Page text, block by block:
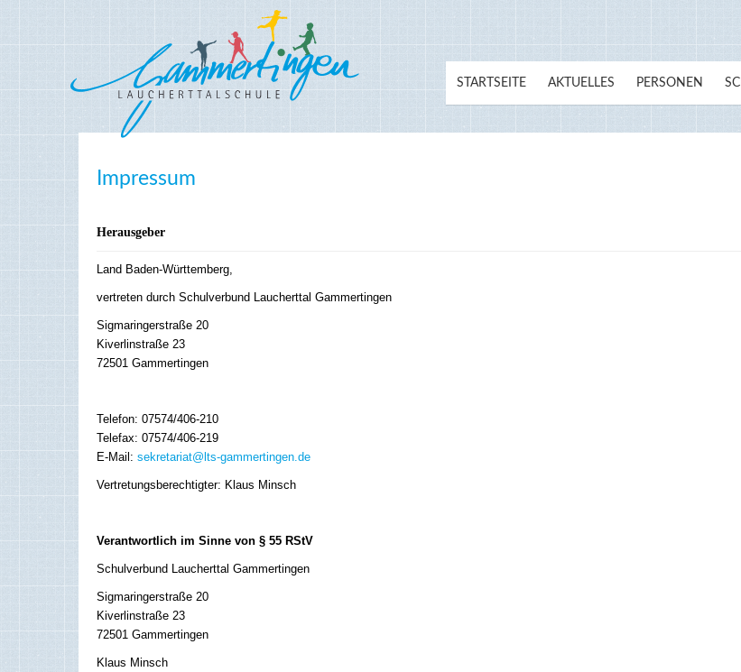
STARTSEITE AKTUELLES PERSONEN
Impressum
Herausgeber
Land Baden-Württemberg,
vertreten durch Schulverbund Laucherttal Gammertingen
Sigmaringerstraße 20
Kiverlinstraße 23
72501 Gammertingen
Telefon: 07574/406-210
Telefax: 07574/406-219
E-Mail: sekretariat@lts-gammertingen.de
Vertretungsberechtigter: Klaus Minsch
Verantwortlich im Sinne von § 55 RStV
Schulverbund Laucherttal Gammertingen
Sigmaringerstraße 20
Kiverlinstraße 23
72501 Gammertingen
Klaus Minsch